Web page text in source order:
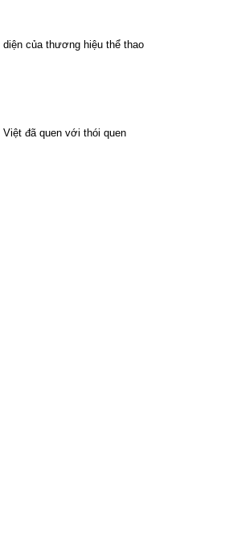
của thương hiệu thể thao
đã quen với thói quen